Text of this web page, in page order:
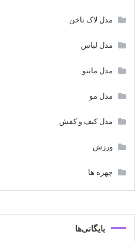
مدل لاک ناخن
مدل لباس
مدل مانتو
مدل مو
مدل کیف و کفش
ورزش
چهره ها
بایگانی‌ها